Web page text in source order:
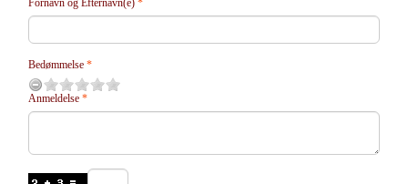
Bedømmelse
Anmeldelse